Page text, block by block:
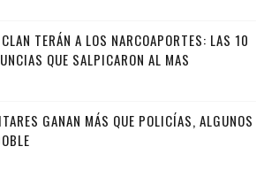
TERÁN A LOS NARCOAPORTES: LAS 10
QUE SALPICARON AL MAS
GANAN MÁS QUE POLICÍAS, ALGUNOS